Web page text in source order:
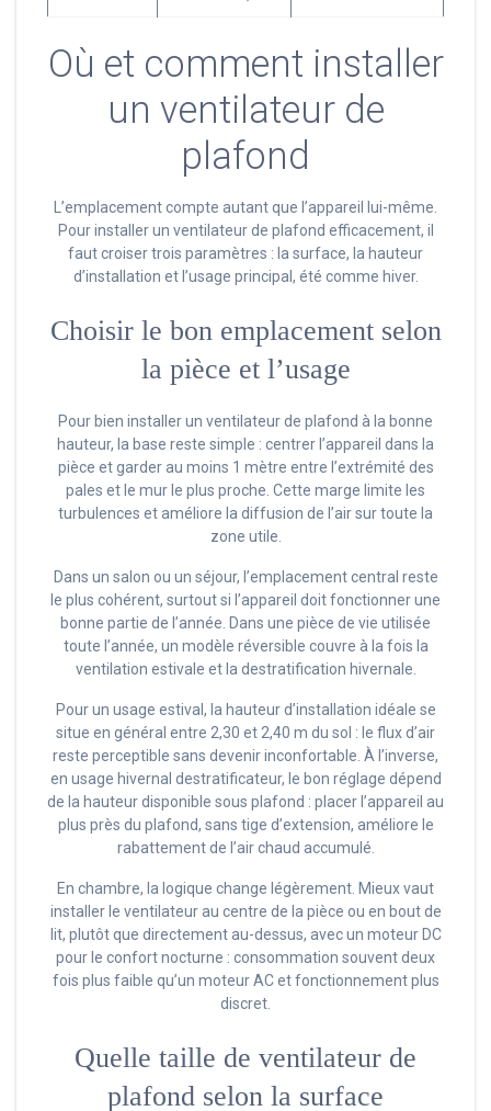
Où et comment installer
un ventilateur de
plafond
L’emplacement compte autant que l’appareil lui-même.
Pour installer un ventilateur de plafond efficacement, il
faut croiser trois paramètres : la surface, la hauteur
d’installation et l’usage principal, été comme hiver.
Choisir le bon emplacement selon
la pièce et l’usage
Pour bien installer un ventilateur de plafond à la bonne
hauteur, la base reste simple : centrer l’appareil dans la
pièce et garder au moins 1 mètre entre l’extrémité des
pales et le mur le plus proche. Cette marge limite les
turbulences et améliore la diffusion de l’air sur toute la
zone utile.
Dans un salon ou un séjour, l’emplacement central reste
le plus cohérent, surtout si l’appareil doit fonctionner une
bonne partie de l’année. Dans une pièce de vie utilisée
toute l’année, un modèle réversible couvre à la fois la
ventilation estivale et la destratification hivernale.
Pour un usage estival, la hauteur d’installation idéale se
situe en général entre 2,30 et 2,40 m du sol : le flux d’air
reste perceptible sans devenir inconfortable. À l’inverse,
en usage hivernal destratificateur, le bon réglage dépend
de la hauteur disponible sous plafond : placer l’appareil au
plus près du plafond, sans tige d’extension, améliore le
rabattement de l’air chaud accumulé.
En chambre, la logique change légèrement. Mieux vaut
installer le ventilateur au centre de la pièce ou en bout de
lit, plutôt que directement au-dessus, avec un moteur DC
pour le confort nocturne : consommation souvent deux
fois plus faible qu’un moteur AC et fonctionnement plus
discret.
Quelle taille de ventilateur de
plafond selon la surface